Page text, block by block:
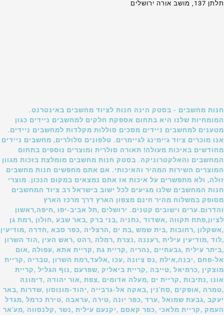
תלתן 137, מושב אורה ירושלים
חנות מחשבים - בסטק הינה חנות לציוד מחשבים באינטרנט.
המומחיות שלנו היא בתחום אספקת חלקים למחשבים ניידים כגון
מטענים למחשבים ניידים מסכים סוללות מקלדות למחשבים ניידים.
אנו מוכרים ציוד גיימינג לגיימרים. טלפונים סלולרים, מחשבים ניידים
מחודשים באיכות מעולה! תאורה סולרית ומוצרים נוספים בתחום
המחשבים והאלקטרוניקה. בסטק חנות מחשבים מומלצת בזכות מגוון
המוצרים השירות המהיר והאיכותי. אם אתם מחפשים חנות מחשבים
זולה, ולא מתפשרים על איכות אז אתם נמצאים במקום הנכון. מוצרי
חנות המחשבים שלנו מגיעים לכל ישוב בישראל רב ציוד המחשבים
מסופק במשלוח מהיר חינם מצפון הארץ דרך מרכז הארץ
והדרום.ערים וישובים קטנים. ירושלים ,תל אביב-יפו ,חיפה,ראשון
לציון,פתח תקווה ,אשדוד ,נתניה ,בני ברק ,באר שבע ,חולון ,רמת גן
,אשקלון ,רחובות ,בית שמש ,בת ים ,הרצליה ,כפר סבא ,חדרה ,מודיעין
,לוד ,מודיעין עילית ,רעננה ,נצרת ,רמלה ,רהט ,ראש העין ,הוד השרון
,ביתר עילית ,גבעתיים ,נהריה ,קריית גת ,קריית אתא ,עפולה ,אום
אל-פחם ,יבנה,אילת ,נס ציונה ,עכו ,אלעד,רמת השרון ,טבריה ,קריית
מוצקין ,כרמיאל ,טייבה ,קריית ביאליק ,שפרעם ,נוף הגליל ,קריית
אונו ,נתיבות ,קריית ים ,מעלה אדומים ,צפת ,אור יהודה ,דימונה
,טמרה ,אופקים ,סח'נין ,באקה אל-גרבייה ,יהוד-מונוסון ,שדרות ,באר
יעקב ,גבעת שמואל ,ערד ,כפר יונה ,טירה ,עראבה ,טירת כרמל ,מגדל
העמק ,קריית מלאכי ,כפר קאסם ,יקנעם עילית ,נשר ,קלנסווה ,מע'אר